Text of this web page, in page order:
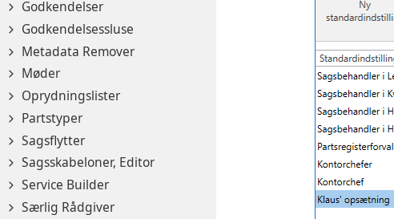
Godkendelser
Godkendelsessluse
Metadata Remover
Møder
Oprydningslister
Partstyper
Sagsflytter
Sagsskabeloner, Editor
Service Builder
Særlig Rådgiver